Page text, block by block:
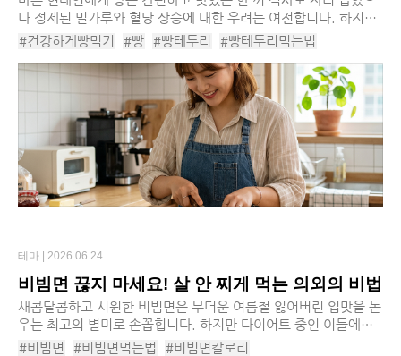
나 정제된 밀가루와 혈당 상승에 대한 우려는 여전합니다. 하지만
우리가 무심코 잘라 버리던 식빵 테두리에 놀라운 건강 효능이 숨
#건강하게빵먹기 #빵 #빵테두리
#빵테두리먹는법
#빵테두리레시피 #빵효능 #빵영양소 #빵섭취방법
#빵혈당 #잡곡빵 #잡곡식빵 #얼린빵
#올리브유 #발사믹식초
비빔면 끊지 마세요! 살 안 찌게 먹는 의외의 비법
새콤달콤하고 시원한 비빔면은 무더운 여름철 잃어버린 입맛을 돋
우는 최고의 별미로 손꼽힙니다. 하지만 다이어트 중인 이들에게
정제 탄수화물 유탕면과 당류가 가득한 비빔 소스는 체중 감량의
#비빔면 #비빔면먹는법
#비빔면칼로리
테마 | 2026.06.24